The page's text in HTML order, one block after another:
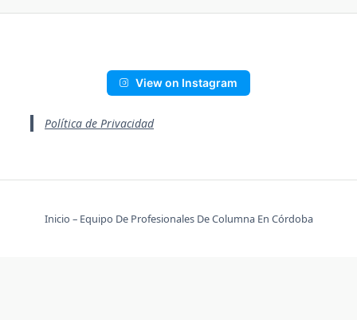
View on Instagram
Política de Privacidad
Inicio – Equipo De Profesionales De Columna En Córdoba